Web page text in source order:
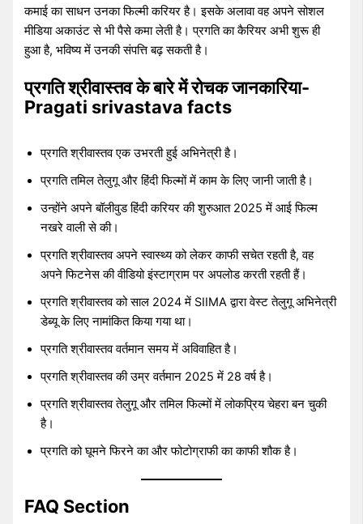
कमाई का साधन उनका फिल्मी करियर है। इसके अलावा वह अपने सोशल
मीडिया अकाउंट से भी पैसे कमा लेती है। प्रगति का कैरियर अभी शुरू ही
हुआ है, भविष्य में उनकी संपत्ति बढ़ सकती है।
प्रगति श्रीवास्तव के बारे में रोचक जानकारिया-
Pragati srivastava facts
प्रगति श्रीवास्तव एक उभरती हुई अभिनेत्री है।
प्रगति तमिल तेलुगू और हिंदी फिल्मों में काम के लिए जानी जाती है।
उन्होंने अपने बॉलीवुड हिंदी करियर की शुरुआत 2025 में आई फिल्म
नखरे वाली से की।
प्रगति श्रीवास्तव अपने स्वास्थ्य को लेकर काफी सचेत रहती है, वह
अपने फिटनेस की वीडियो इंस्टाग्राम पर अपलोड करती रहती हैं।
प्रगति श्रीवास्तव को साल 2024 में SIIMA द्वारा वेस्ट तेलुगू अभिनेत्री
डेब्यू के लिए नामांकित किया गया था।
प्रगति श्रीवास्तव वर्तमान समय में अविवाहित है।
प्रगति श्रीवास्तव की उम्र वर्तमान 2025 में 28 वर्ष है।
प्रगति श्रीवास्तव तेलुगू और तमिल फिल्मों में लोकप्रिय चेहरा बन चुकी
है।
प्रगति को घूमने फिरने का और फोटोग्राफी का काफी शौक है।
FAQ Section